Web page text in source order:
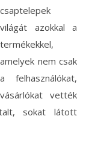
csaptelepek
világát azokkal a
termékekkel,
amelyek nem csak
a felhasználókat,
vásárlókat vették
sokat látott